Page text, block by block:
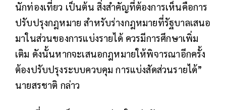
นักท่องเที่ยว เป็นต้น สิ่งสำคัญที่ต้องการเห็นคือการ
ปรับปรุงกฎหมาย สำหรับร่างกฎหมายที่รัฐบาลเสนอ
มาในส่วนของการแบ่งรายได้ ควรมีการศึกษาเพิ่ม
เติม ดังนั้นหากจะเสนอกฎหมายให้พิจารณาอีกครั้ง
ต้องปรับปรุงระบบควบคุม การแบ่งสัดส่วนรายได้”
นายสรชาติ กล่าว